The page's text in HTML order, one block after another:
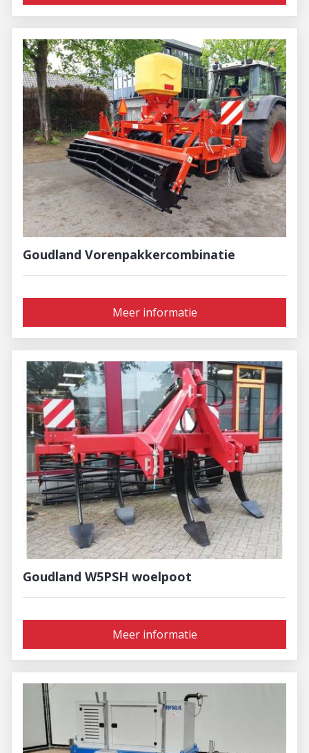
Goudland Vorenpakkercombinatie
Meer informatie
Goudland W5PSH woelpoot
Meer informatie